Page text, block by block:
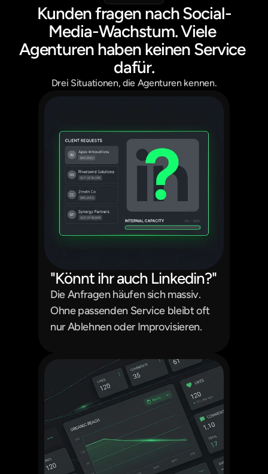
Kunden fragen nach Social-
Media-Wachstum. Viele
Agenturen haben keinen Service
dafür.
Drei Situationen, die Agenturen kennen.
"Könnt ihr auch Linkedin?"
Die Anfragen häufen sich massiv.
Ohne passenden Service bleibt oft
nur Ablehnen oder Improvisieren.